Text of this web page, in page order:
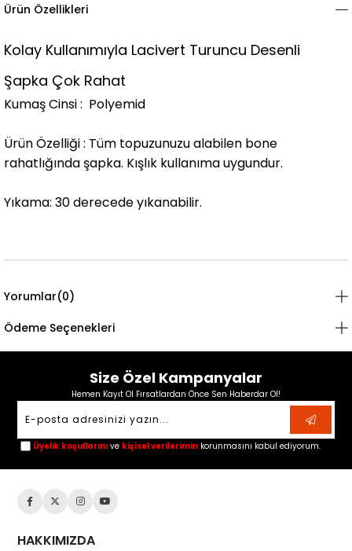
Ürün Özellikleri
Kolay Kullanımıyla Lacivert Turuncu Desenli
Şapka Çok Rahat
Kumaş Cinsi : Polyemid
Ürün Özelliği : Tüm topuzunuzu alabilen bone
rahatlığında şapka. Kışlık kullanıma uygundur.
Yıkama: 30 derecedeyıkanabilir.
Yorumlar(0)
Ödeme Seçenekleri
Size Özel Kampanyalar
Hemen Kayıt Ol Fırsatlardan Önce Sen Haberdar Ol!
Üyelik koşullarını ve kişisel verilerimin korunmasını kabul ediyorum.
HAKKIMIZDA